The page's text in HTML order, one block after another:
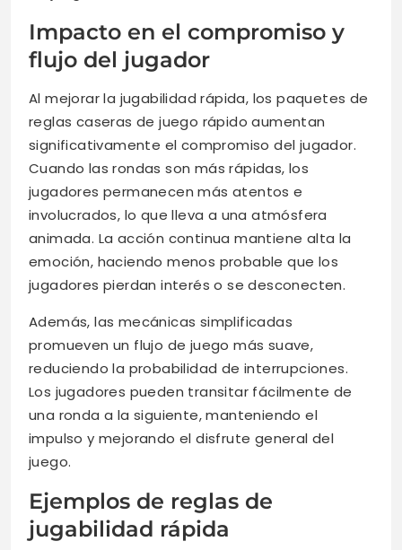
Impacto en el compromiso y
flujo del jugador
Al mejorar la jugabilidad rápida, los paquetes de
reglas caseras de juego rápido aumentan
significativamente el compromiso del jugador.
Cuando las rondas son más rápidas, los
jugadores permanecen más atentos e
involucrados, lo que lleva a una atmósfera
animada. La acción continua mantiene alta la
emoción, haciendo menos probable que los
jugadores pierdan interés o se desconecten.
Además, las mecánicas simplificadas
promueven un flujo de juego más suave,
reduciendo la probabilidad de interrupciones.
Los jugadores pueden transitar fácilmente de
una ronda a la siguiente, manteniendo el
impulso y mejorando el disfrute general del
juego.
Ejemplos de reglas de
jugabilidad rápida